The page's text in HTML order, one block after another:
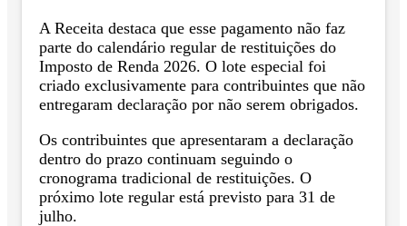
A Receita destaca que esse pagamento não faz
parte do calendário regular de restituições do
Imposto de Renda 2026. O lote especial foi
criado exclusivamente para contribuintes que não
entregaram declaração por não serem obrigados.
Os contribuintes que apresentaram a declaração
dentro do prazo continuam seguindo o
cronograma tradicional de restituições. O
próximo lote regular está previsto para 31 de
julho.